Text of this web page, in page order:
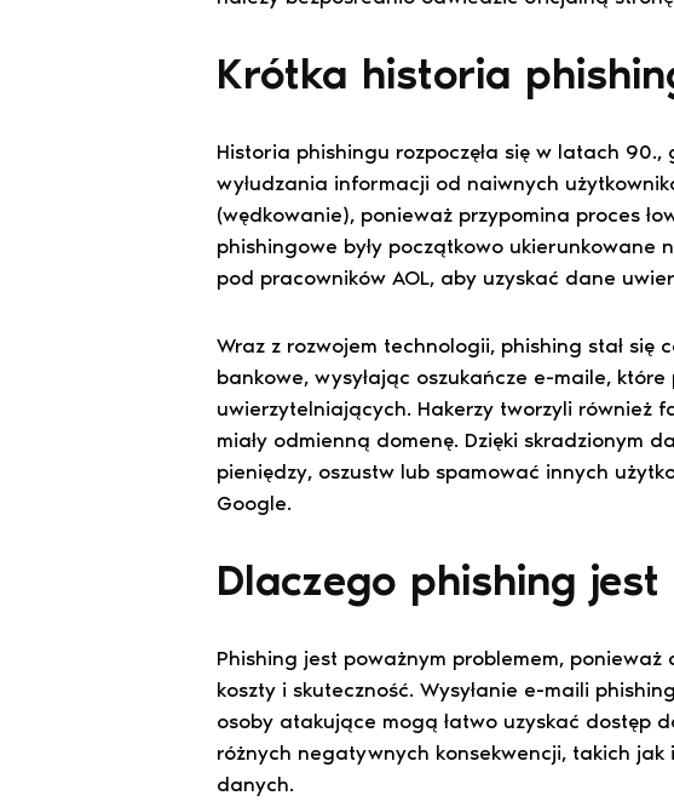
Krótka historia
Historia phishingu rozpoczęła się w latach
wyłudzania informacji od naiwnych
(wędkowanie), ponieważ przypomina proces
phishingowe były początkowo ukierunkowane
pod pracowników AOL, aby uzyskać dane
Wraz z rozwojem technologii, phishing stał
bankowe, wysyłając oszukańcze e-maile,
uwierzytelniających. Hakerzy tworzyli również
miały odmienną domenę. Dzięki skradzionym
pieniędzy, oszustw lub spamować innych
Google.
Dlaczego phishing jest
Phishing jest poważnym problemem,
koszty i skuteczność. Wysyłanie e-maili
osoby atakujące mogą łatwo uzyskać dostęp
różnych negatywnych konsekwencji, takich
danych.